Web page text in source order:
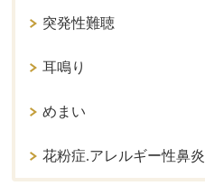
突発性難聴
耳鳴り
めまい
花粉症.アレルギー性鼻炎